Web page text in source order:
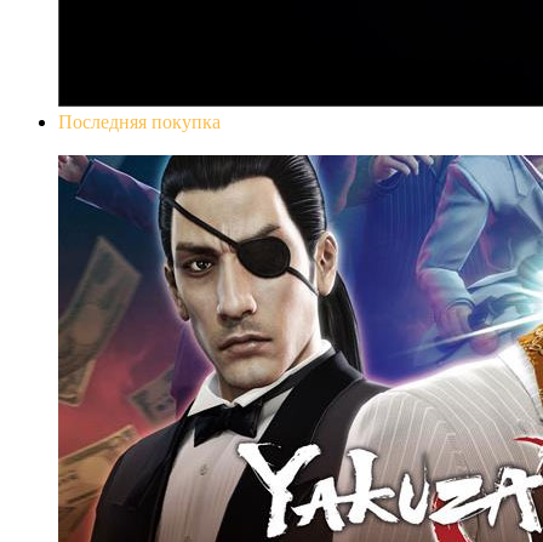
Последняя покупка